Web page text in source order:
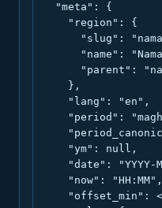
  "meta": {
    "region": {
"slug":
"name":
"parent":
    },
    "lang": "en",
"period":
    "ym": null,
"date": "YYYY-
    "now": "HH:MM",
"offset_min":